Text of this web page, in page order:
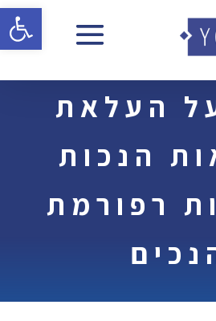
העלאת
הנכות
רפורמת